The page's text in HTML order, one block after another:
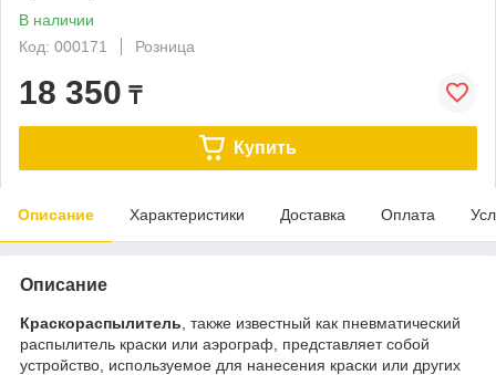
В наличии
Код: 000171
Розница
18 350 ₸
Купить
Описание Характеристики Доставка Оплата
Описание
Краскораспылитель , также известный как пневматический
распылитель краски или аэрограф, представляет собой
устройство, используемое для нанесения краски или других